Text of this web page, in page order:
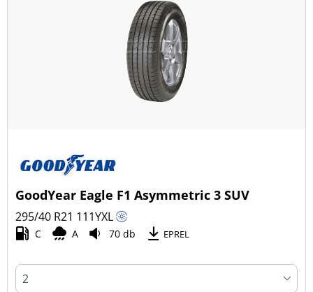
GoodYear Eagle F1 Asymmetric 3 SUV
295/40 R21 111YXL
C A 70 db EPREL